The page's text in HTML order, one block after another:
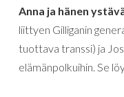
Anna ja hänen
liittyen Gilliganin
tuottava transsi) ja
elämänpolkuihin. Se